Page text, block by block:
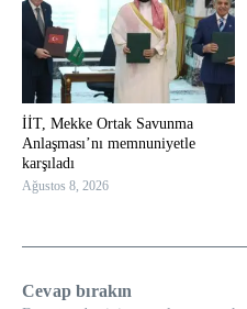
İİT, Mekke Ortak Savunma
Anlaşması’nı memnuniyetle
karşıladı
Ağustos 8, 2026
Cevap bırakın